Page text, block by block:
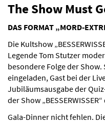
The Show Must
DAS FORMAT „MORD-
Die Kultshow
Legende Tom Stutzer
besondere Folge der Show.
eingeladen, Gast bei der
Jubiläumsausgabe der
der Show
Gala-Dinner nicht fehlen.